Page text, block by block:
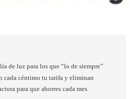
de luz para los que “lo de siempre”
cada céntimo tu tarifa y eliminan
para que ahorres cada mes.